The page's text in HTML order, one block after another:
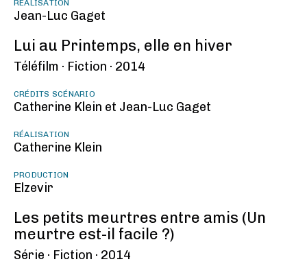
RÉALISATION
Jean-Luc Gaget
Lui au Printemps, elle en hiver
Téléfilm · Fiction · 2014
CRÉDITS SCÉNARIO
Catherine Klein et Jean-Luc Gaget
RÉALISATION
Catherine Klein
PRODUCTION
Elzevir
Les petits meurtres entre amis (Un
meurtre est-il facile ?)
Série · Fiction · 2014